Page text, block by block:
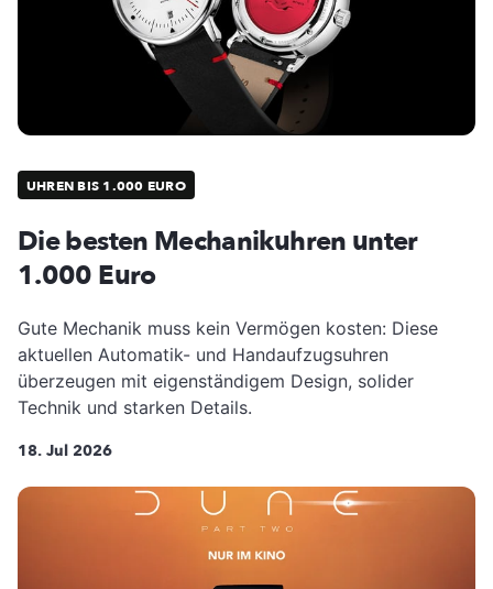
UHREN BIS 1.000 EURO
Die besten Mechanikuhren unter
1.000 Euro
Gute Mechanik muss kein Vermögen kosten: Diese
aktuellen Automatik- und Handaufzugsuhren
überzeugen mit eigenständigem Design, solider
Technik und starken Details.
18. Jul 2026